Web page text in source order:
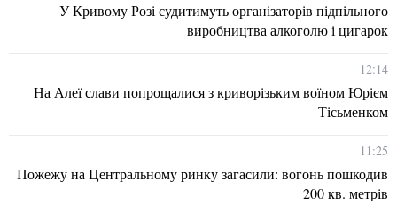
У Кривому Розі судитимуть організаторів підпільного
виробництва алкоголю і цигарок
12:14
На Алеї слави попрощалися з криворізьким воїном Юрієм
Тісьменком
11:25
Пожежу на Центральному ринку загасили: вогонь пошкодив
200 кв. метрів